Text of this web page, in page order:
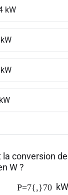
kW
la conversion
W ?
P=7{,}70 kW